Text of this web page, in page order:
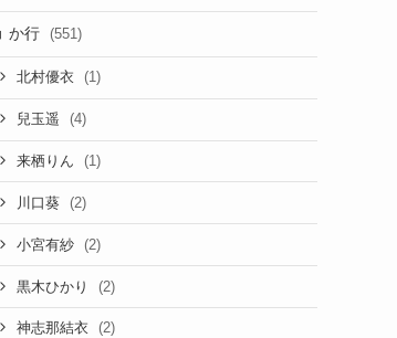
か行 (551)
北村優衣 (1)
兒玉遥 (4)
来栖りん (1)
川口葵 (2)
小宮有紗 (2)
黒木ひかり (2)
神志那結衣 (2)